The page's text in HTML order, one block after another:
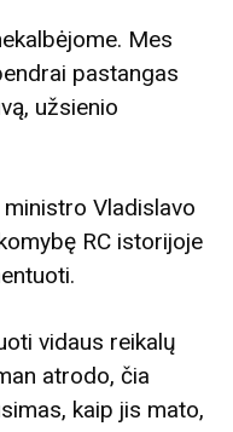
Mes
pastangas
užsienio
Vladislavo
RC istorijoje
vidaus reikalų
atrodo, čia
kaip jis mato,